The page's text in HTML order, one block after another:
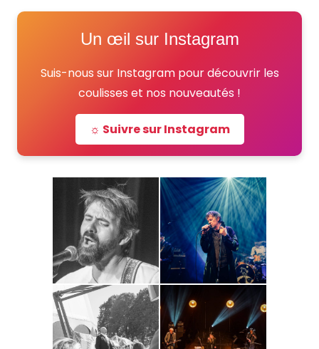
Un œil sur Instagram
Suis-nous sur Instagram pour découvrir les
coulisses et nos nouveautés !
☼ Suivre sur Instagram